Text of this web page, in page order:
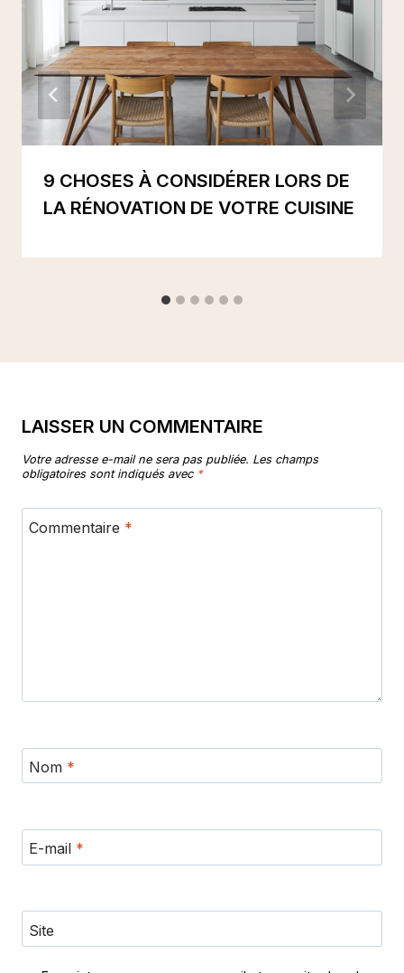
9 CHOSES À CONSIDÉRER LORS DE
LA RÉNOVATION DE VOTRE CUISINE
LAISSER UN COMMENTAIRE
Votre adresse e-mail ne sera pas publiée. Les champs
obligatoires sont indiqués avec *
Commentaire *
Nom *
E-mail *
Site